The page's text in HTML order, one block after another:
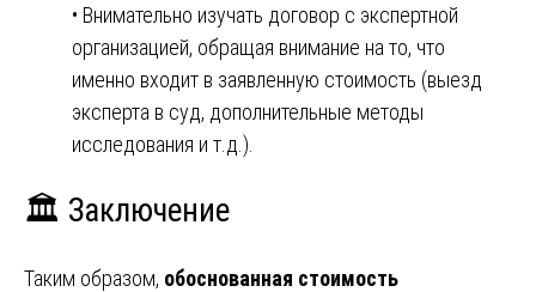
• Внимательно изучать договор с экспертной
организацией, обращая внимание на то, что
именно входит в заявленную стоимость (выезд
эксперта в суд, дополнительные методы
исследования и т.д.).
🏛️ Заключение
Таким образом, обоснованная стоимость